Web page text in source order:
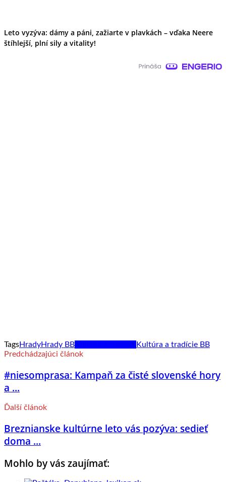
Leto vyzýva: dámy a páni, zažiarte v plavkách – vďaka Neere
štíhlejší, plní sily a vitality!
TagsHradyHrady BB
Kultúra a tradície BB
Predchádzajúci článok
#niesomprasa: Kampaň za čisté slovenské hory
a ...
Ďalší článok
Breznianske kultúrne leto vás pozýva: sedieť
doma ...
Mohlo by vás zaujímať: